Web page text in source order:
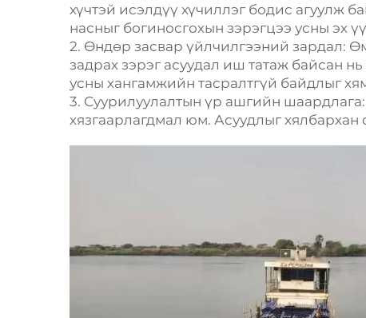
хүчтэй исэлдүү хүчиллэг бодис агуулж
насныг богиносгохын зэрэгцээ усны эх
2. Өндөр засвар үйлчилгээний зардал:
задрах зэрэг асуудал иш татаж байсан
усны хангамжийн тасралтгүй байдлыг
3. Суурилуулалтын үр ашгийн шаардлага:
хязгаарлагдмал юм. Асуудлыг